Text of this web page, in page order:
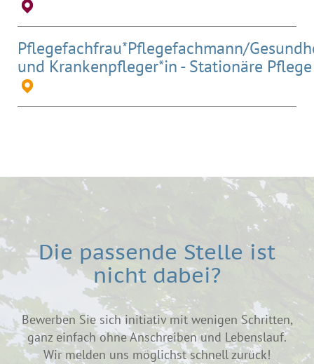
Pflegefachfrau*Pflegefachmann/
und Krankenpfleger*in - Stationäre Pflege
Die passende Stelle ist
nicht dabei?
Bewerben Sie sich initiativ mit wenigen Schritten,
ganz einfach ohne Anschreiben und Lebenslauf.
Wir melden uns möglichst schnell zurück!